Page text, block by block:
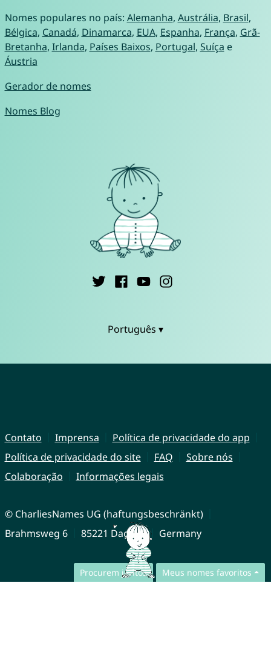
Procurem juntos Meus nomes favoritos
Nomes populares no país: Alemanha, Austrália, Brasil,
Bélgica, Canadá, Dinamarca, EUA, Espanha, França, Grã-
Bretanha, Irlanda, Países Baixos, Portugal, Suíça e
Áustria
Gerador de nomes
Nomes Blog
Português ▾
Contato Imprensa
Política de privacidade do app
Política de privacidade do site
FAQ
Sobre nós
Colaboração
Informações legais
© CharliesNames UG (haftungsbeschränkt)
Brahmsweg 6
85221 Dachau Germany